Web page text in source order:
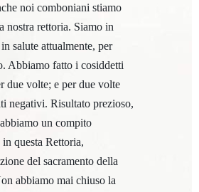
noi comboniani stiamo
nostra rettoria. Siamo in
salute attualmente, per
Abbiamo fatto i cosiddetti
due volte; e per due volte
negativi. Risultato prezioso,
un compito
questa Rettoria,
del sacramento della
abbiamo mai chiuso la